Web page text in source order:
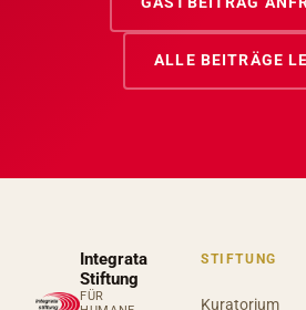
ALLE BEITRÄGE
Integrata
Stiftung
FÜR
STIFTUNG
Kuratorium